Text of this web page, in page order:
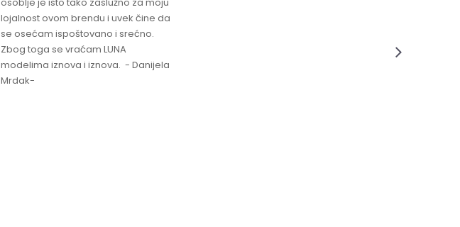
lojalnost ovom brendu i uvek čine da
se osećam ispoštovano i srećno.
Zbog toga se vraćam LUNA
modelima iznova i iznova. - Danijela
Mrdak-